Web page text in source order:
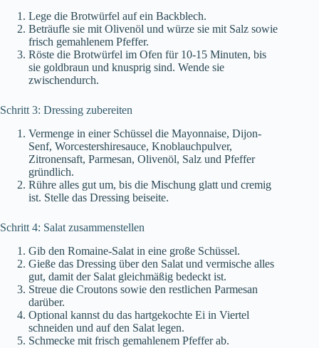
Lege die Brotwürfel auf ein Backblech.
Beträufle sie mit Olivenöl und würze sie mit Salz sowie
frisch gemahlenem Pfeffer.
Röste die Brotwürfel im Ofen für 10-15 Minuten, bis
sie goldbraun und knusprig sind. Wende sie
zwischendurch.
Schritt 3: Dressing zubereiten
Vermenge in einer Schüssel die Mayonnaise, Dijon-
Senf, Worcestershiresauce, Knoblauchpulver,
Zitronensaft, Parmesan, Olivenöl, Salz und Pfeffer
gründlich.
Rühre alles gut um, bis die Mischung glatt und cremig
ist. Stelle das Dressing beiseite.
Schritt 4: Salat zusammenstellen
Gib den Romaine-Salat in eine große Schüssel.
Gieße das Dressing über den Salat und vermische alles
gut, damit der Salat gleichmäßig bedeckt ist.
Streue die Croutons sowie den restlichen Parmesan
darüber.
Optional kannst du das hartgekochte Ei in Viertel
schneiden und auf den Salat legen.
Schmecke mit frisch gemahlenem Pfeffer ab.